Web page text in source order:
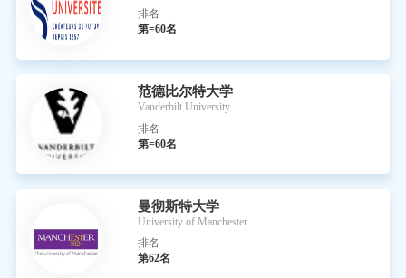
排名
第=60名
范德比尔特大学
Vanderbilt University
排名
第=60名
曼彻斯特大学
University of Manchester
排名
第62名